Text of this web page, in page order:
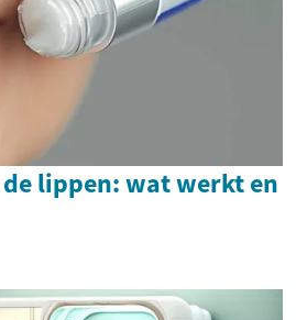
lippen: wat werkt en